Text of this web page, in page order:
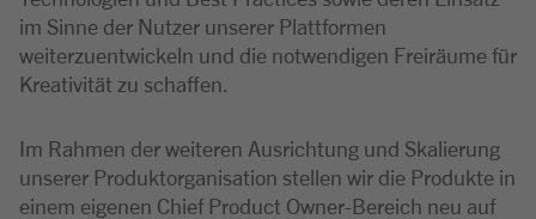
im Sinne der Nutzer unserer Plattformen
weiterzuentwickeln und die notwendigen Freiräume für
Kreativität zu schaffen.
Im Rahmen der weiteren Ausrichtung und Skalierung
unserer Produktorganisation stellen wir die Produkte in
einem eigenen Chief Product Owner-Bereich neu auf